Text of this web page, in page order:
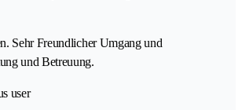
Sehr Freundlicher Umgang und
und Betreuung.
user